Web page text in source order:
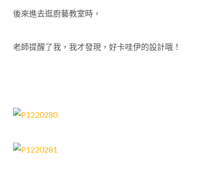
後來進去逛廚藝教室時，
老師提醒了我，我才發現，好卡哇伊的設計哦！